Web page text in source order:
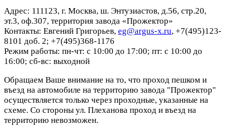
Адрес: 111123, г. Москва, ш. Энтузиастов, д.56, стр.20,
эт.3, оф.307, территория завода «Прожектор»
Контакты: Евгений Григорьев, eg@argus-x.ru, +7(495)123-
8101 доб. 2; +7(495)368-1176
Режим работы: пн-чт: с 10:00 до 17:00; пт: с 10:00 до
16:00; сб-вс: выходной
Обращаем Ваше внимание на то, что проход пешком и
въезд на автомобиле на территорию завода "Прожектор"
осуществляется только через проходные, указанные на
схеме. Со стороны ул. Плеханова проход и въезд на
территорию невозможен.